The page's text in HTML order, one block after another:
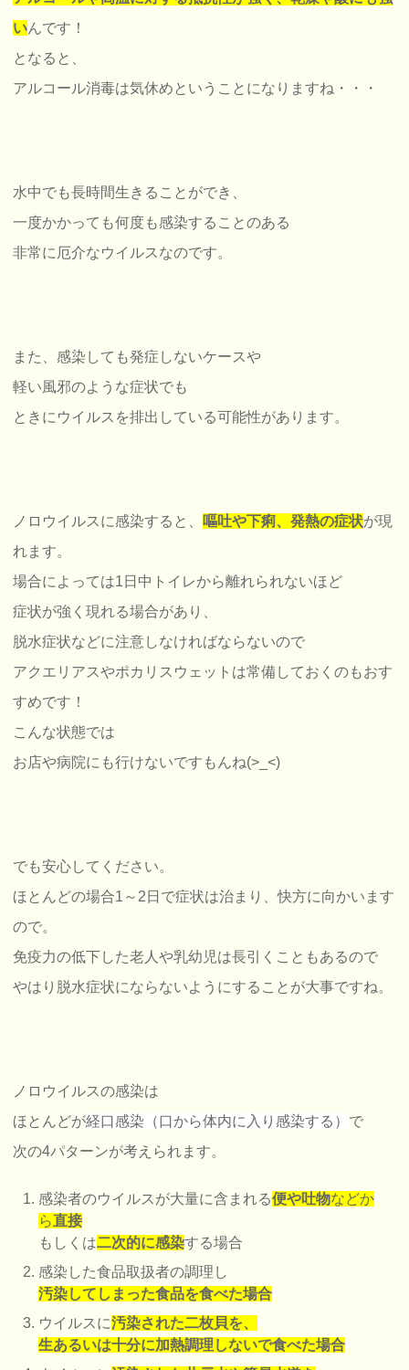
いんです！
となると、
アルコール消毒は気休めということになりますね・・・
水中でも長時間生きることができ、
一度かかっても何度も感染することのある
非常に厄介なウイルスなのです。
また、感染しても発症しないケースや
軽い風邪のような症状でも
ときにウイルスを排出している可能性があります。
ノロウイルスに感染すると、 嘔吐や下痢、発熱の症状が現
れます。
場合によっては1日中トイレから離れられないほど
症状が強く現れる場合があり、
脱水症状などに注意しなければならないので
アクエリアスやポカリスウェットは常備しておくのもおす
すめです！
こんな状態では
お店や病院にも行けないですもんね(>_<)
でも安心してください。
ほとんどの場合1～2日で症状は治まり、快方に向かいます
ので。
免疫力の低下した老人や乳幼児は長引くこともあるので
やはり脱水症状にならないようにすることが大事ですね。
ノロウイルスの感染は
ほとんどが経口感染（口から体内に入り感染する） で
次の4パターンが考えられます。
感染者のウイルスが大量に含まれる便や吐物などか
ら直接
もしくは二次的に感染する場合
感染した食品取扱者の調理し
汚染してしまった食品を食べた場合
ウイルスに汚染された二枚貝を、
生あるいは十分に加熱調理しないで食べた場合